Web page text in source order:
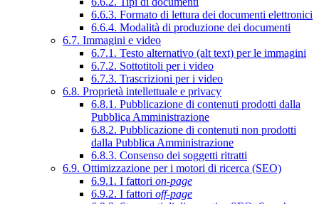
6.6.3. Formato di lettura dei documenti elettronici
6.6.4. Modalità di produzione dei documenti
6.7. Immagini e video
6.7.1. Testo alternativo (alt text) per le immagini
6.7.2. Sottotitoli per i video
6.7.3. Trascrizioni per i video
6.8. Proprietà intellettuale e privacy
6.8.1. Pubblicazione di contenuti prodotti dalla
Pubblica Amministrazione
6.8.2. Pubblicazione di contenuti non prodotti
dalla Pubblica Amministrazione
6.8.3. Consenso dei soggetti ritratti
6.9. Ottimizzazione per i motori di ricerca (SEO)
6.9.1. I fattori on-page
6.9.2. I fattori off-page